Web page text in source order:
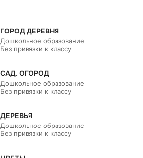
ГОРОД ДЕРЕВНЯ
Дошкольное образование
Без привязки к классу
САД. ОГОРОД
Дошкольное образование
Без привязки к классу
ДЕРЕВЬЯ
Дошкольное образование
Без привязки к классу